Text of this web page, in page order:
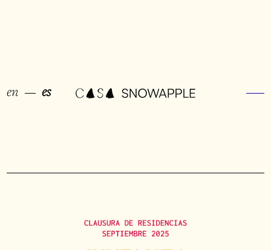
en es